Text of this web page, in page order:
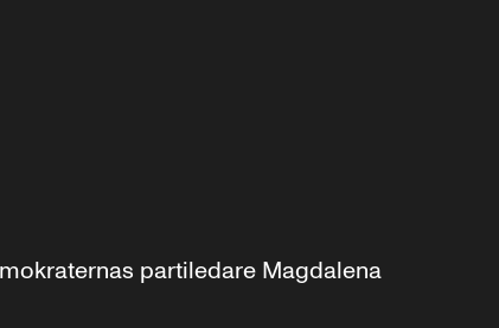
partiledare Magdalena